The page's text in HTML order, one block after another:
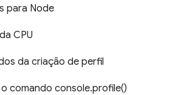
para Node
CPU
da criação de perfil
comando console.profile()